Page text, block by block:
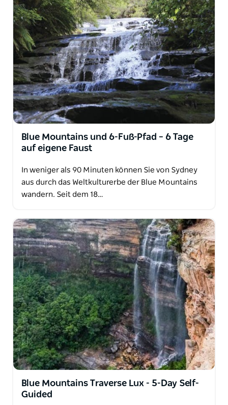
Blue Mountains und 6-Fuß-Pfad – 6 Tage
auf eigene Faust
In weniger als 90 Minuten können Sie von Sydney
aus durch das Weltkulturerbe der Blue Mountains
wandern. Seit dem 18…
Blue Mountains Traverse Lux - 5-Day Self-
Guided